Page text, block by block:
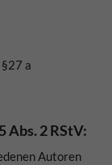
a
Abs. 2 RStV:
Autoren